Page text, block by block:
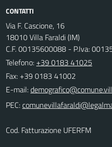
CONTATTI
Via F. Cascione, 16
18010 Villa Faraldi (IM)
C.F. 00135600088 - P.Iva:
Telefono: +39 0183 41025
Fax: +39 0183 41002
E-mail:
PEC:
Cod. Fatturazione UFERFM